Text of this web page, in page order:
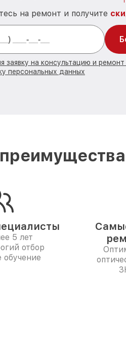
на ремонт и получите
заявку на консультацию и
персональных данных
5 лет
отбор
обучение